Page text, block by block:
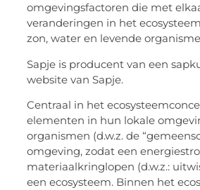
omgevingsfactoren die met
veranderingen in het
zon, water en levende
Sapje is producent van een
website van Sapje.
Centraal in het
elementen in hun lokale
organismen (d.w.z. de
omgeving, zodat een
materiaalkringlopen (d.w.z.:
een ecosysteem. Binnen het